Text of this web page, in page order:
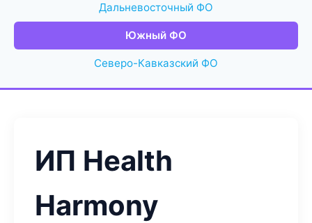
Дальневосточный ФО
Южный ФО
Северо-Кавказский ФО
ИП Health
Harmony